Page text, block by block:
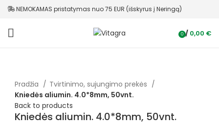
NEMOKAMAS pristatymas nuo 75 EUR (išskyrus į Neringą)
0 / 0,00 €
Pradžia
Tvirtinimo, sujungimo prekės
Kniedės aliumin. 4.0*8mm, 50vnt.
Back to products
Kniedės aliumin. 4.0*8mm, 50vnt.